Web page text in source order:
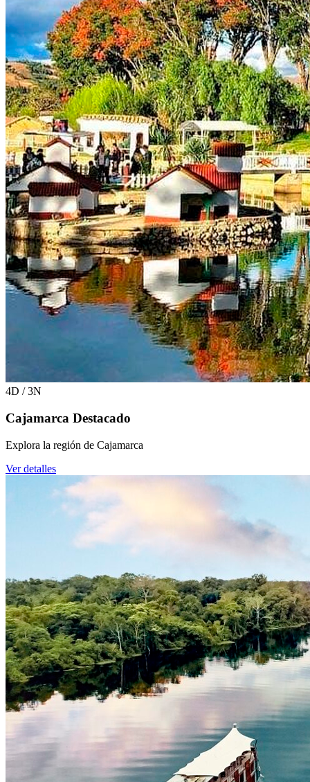
4D / 3N
Cajamarca Destacado
Explora la región de Cajamarca
Ver detalles